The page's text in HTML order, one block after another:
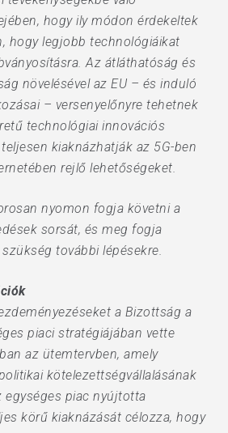
hogy ily módon érdekeltek
hogy legjobb technológiáikat
Az átláthatóság és
növelésével az EU – és induló
– versenyelőnyre tehetnek
technológiai innovációs
kiaknázhatják az 5G-ben
rejlő lehetőségeket.
nyomon fogja követni a
sorsát, és meg fogja
szükség további lépésekre.
a Bizottság a
piaci stratégiájában vette
az ütemtervben, amely
kötelezettségvállalásának
egységes piac nyújtotta
körű kiaknázását célozza, hogy